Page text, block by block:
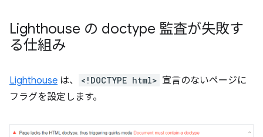
Lighthouse の doctype 監査が失敗す
る仕組み
Lighthouse は、 <!DOCTYPE html> 宣言のないページに
フラグを設定します。